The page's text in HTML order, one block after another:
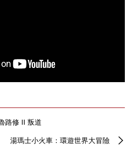
路修 II 叛道
湯瑪士小火車：環遊世界大冒險